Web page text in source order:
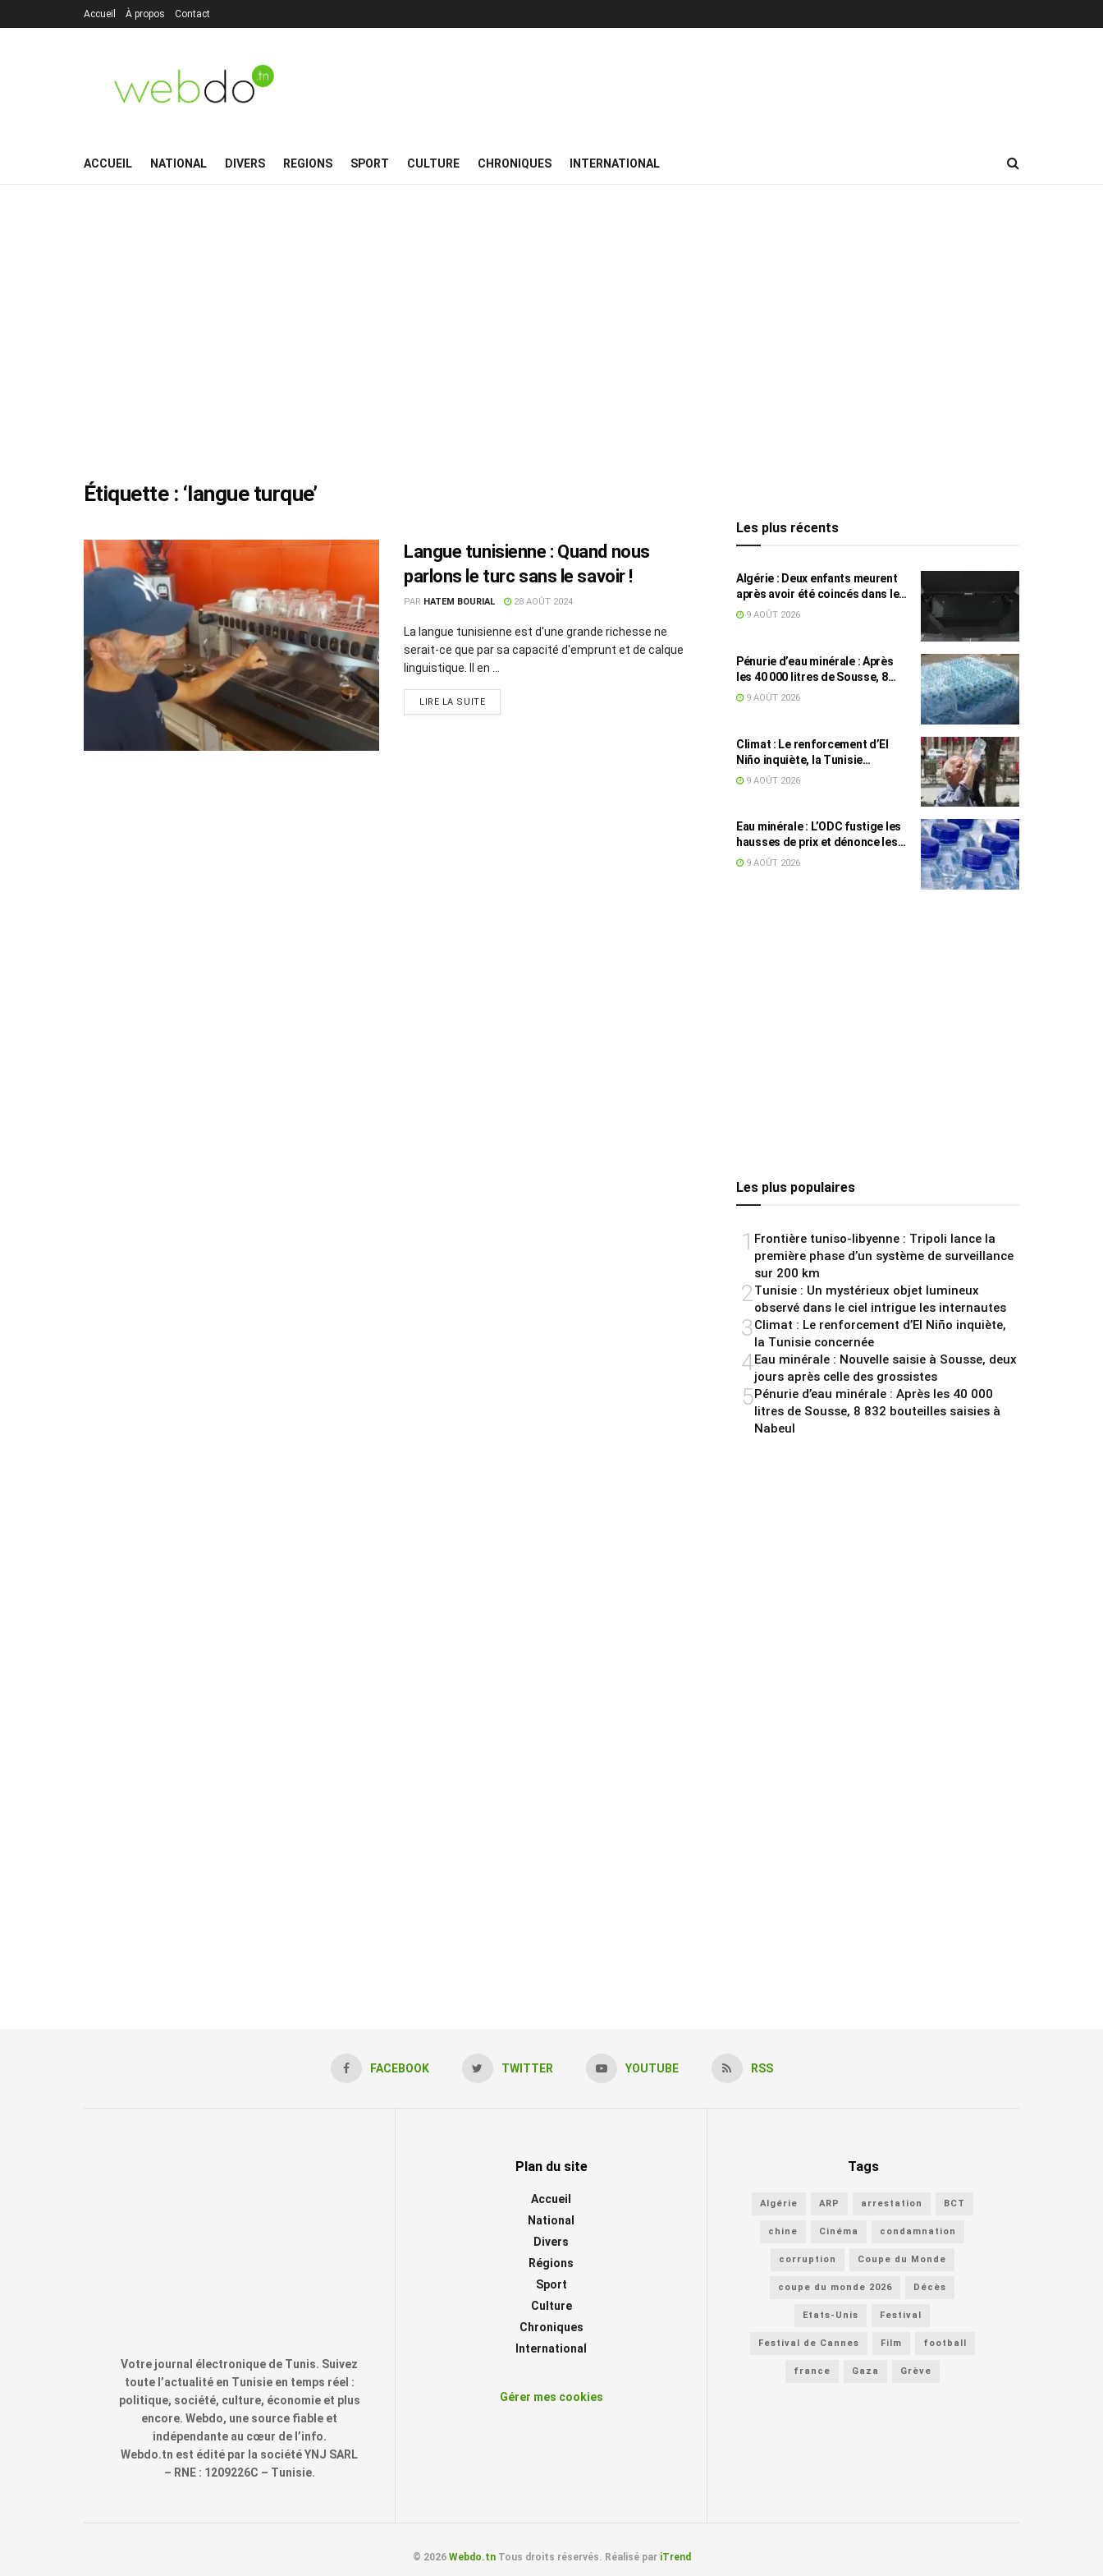
Accueil À propos Contact
ACCUEIL NATIONAL DIVERS REGIONS SPORT CULTURE CHRONIQUES INTERNATIONAL
Étiquette : ‘langue turque’
Langue tunisienne : Quand nous
parlons le turc sans le savoir !
PAR HATEM BOURIAL 28 AOÛT 2024
La langue tunisienne est d'une grande richesse ne
serait-ce que par sa capacité d'emprunt et de calque
linguistique. Il en ...
LIRE LA SUITE
Les plus récents
Algérie : Deux enfants meurent
après avoir été coincés dans le
coffre d’une voiture
9 AOÛT 2026
Pénurie d’eau minérale : Après
les 40 000 litres de Sousse, 8
832 bouteilles saisies à Nabeul
9 AOÛT 2026
Climat : Le renforcement d’El
Niño inquiète, la Tunisie
concernée
9 AOÛT 2026
Eau minérale : L’ODC fustige les
hausses de prix et dénonce les
profiteurs de la pénurie
9 AOÛT 2026
Les plus populaires
1 Frontière tuniso-libyenne : Tripoli lance la
première phase d’un système de surveillance
sur 200 km
2Tunisie : Un mystérieux objet lumineux
observé dans le ciel intrigue les internautes
3Climat : Le renforcement d’El Niño inquiète,
la Tunisie concernée
4Eau minérale : Nouvelle saisie à Sousse, deux
jours après celle des grossistes
5Pénurie d’eau minérale : Après les 40 000
litres de Sousse, 8 832 bouteilles saisies à
Nabeul
FACEBOOK TWITTER YOUTUBE RSS
Votre journal électronique de Tunis. Suivez
toute l’actualité en Tunisie en temps réel :
politique, société, culture, économie et plus
encore. Webdo, une source fiable et
indépendante au cœur de l’info.
Webdo.tn est édité par la société YNJ SARL
– RNE : 1209226C – Tunisie.
Plan du site
Accueil
National
Divers
Régions
Sport
Culture
Chroniques
International
Gérer mes cookies
Tags
Algérie ARP arrestation BCT
chine Cinéma condamnation
corruption Coupe du Monde
coupe du monde 2026 Décès
Etats-Unis Festival
Festival de Cannes Film football
france Gaza Grève
© 2026 Webdo.tnTous droits réservés. Réalisé par iTrend